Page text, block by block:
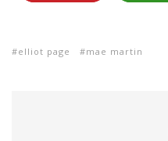
elliot page mae martin